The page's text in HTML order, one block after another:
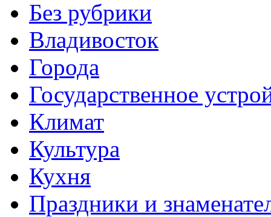
Без рубрики
Владивосток
Города
Государственное
Климат
Культура
Кухня
Праздники и